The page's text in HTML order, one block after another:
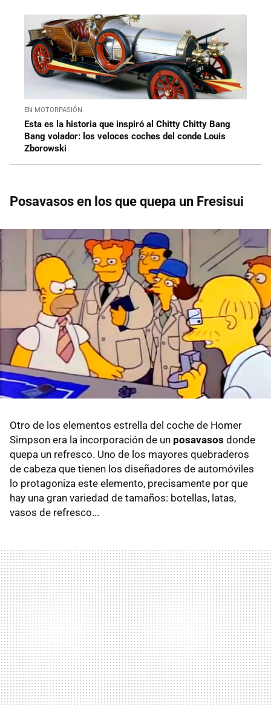
EN MOTORPASIÓN
Esta es la historia que inspiró al Chitty Chitty Bang
Bang volador: los veloces coches del conde Louis
Zborowski
Posavasos en los que quepa un Fresisui
Otro de los elementos estrella del coche de Homer
Simpson era la incorporación de un posavasos donde
quepa un refresco. Uno de los mayores quebraderos
de cabeza que tienen los diseñadores de automóviles
lo protagoniza este elemento, precisamente por que
hay una gran variedad de tamaños: botellas, latas,
vasos de refresco...